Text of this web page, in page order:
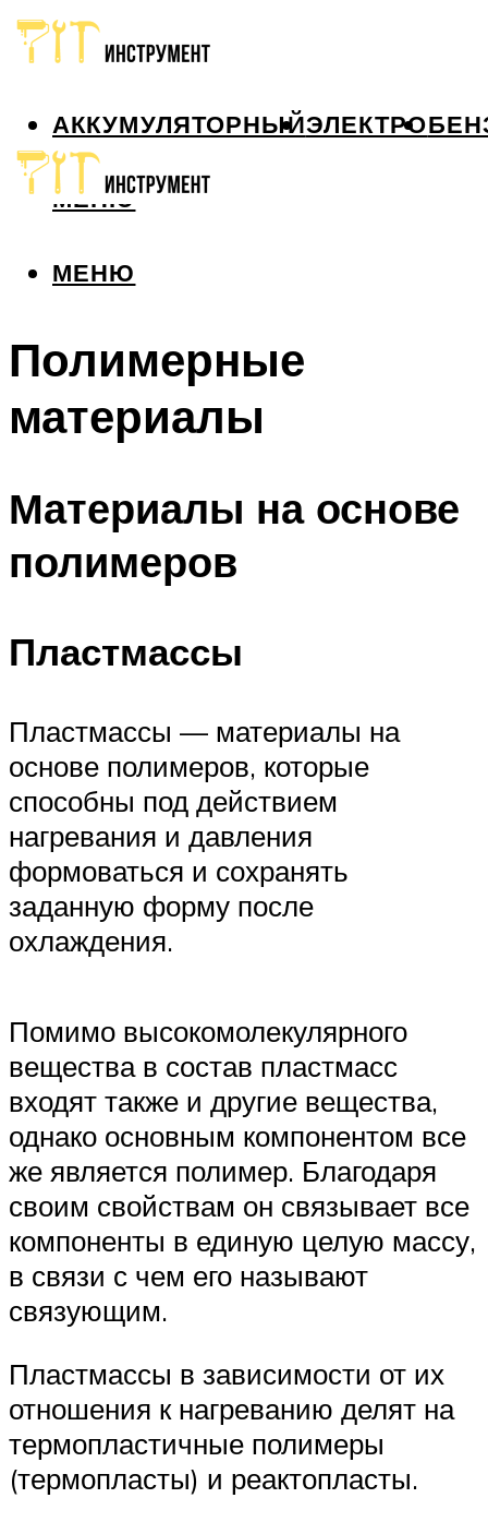
АККУМУЛЯТОРНЫЙЭЛЕКТРО
МЕНЮ
МЕНЮ
Полимерные
материалы
Материалы на основе
полимеров
Пластмассы
Пластмассы — материалы на
основе полимеров, которые
способны под действием
нагревания и давления
формоваться и сохранять
заданную форму после
охлаждения.
Помимо высокомолекулярного
вещества в состав пластмасс
входят также и другие вещества,
однако основным компонентом все
же является полимер. Благодаря
своим свойствам он связывает все
компоненты в единую целую массу,
в связи с чем его называют
связующим.
Пластмассы в зависимости от их
отношения к нагреванию делят на
термопластичные полимеры
(термопласты) и реактопласты.